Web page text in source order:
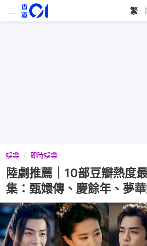
繁
娛樂 即時娛樂
陸劇推薦｜10部豆瓣熱度
集：甄嬛傳、慶餘年、夢